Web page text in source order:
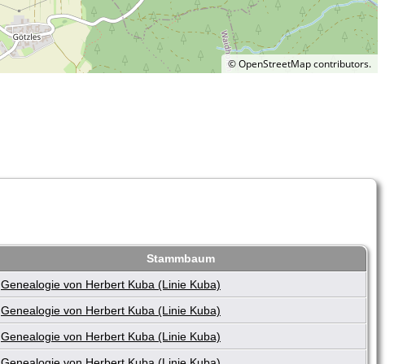
©OpenStreetMapcontributors.
Stammbaum
Genealogie von Herbert Kuba (Linie Kuba)
Genealogie von Herbert Kuba (Linie Kuba)
Genealogie von Herbert Kuba (Linie Kuba)